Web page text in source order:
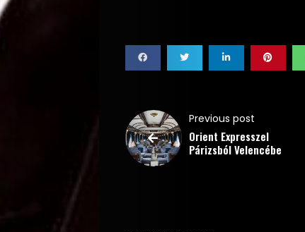
Gasztró
Címlapsztorik
Kapcsolat
Previous post
Orient Expresszel
Párizsból Velencébe